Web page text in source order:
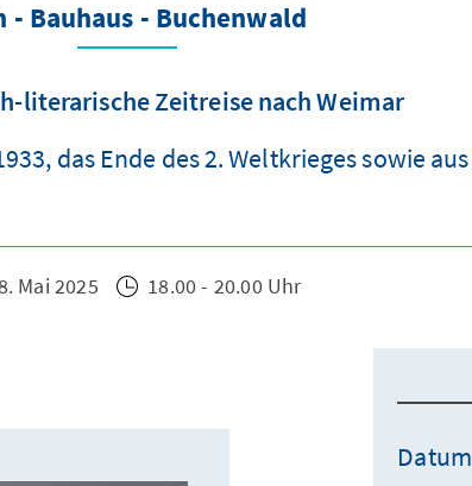
- Bauhaus - Buchenwald
literarische Zeitreise nach Weimar
das Ende des 2. Weltkrieges sowie
Mai 2025 18.00 - 20.00 Uhr